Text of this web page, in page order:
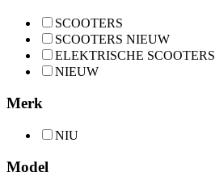
SCOOTERS
SCOOTERS NIEUW
ELEKTRISCHE SCOOTERS
NIEUW
Merk
NIU
Model